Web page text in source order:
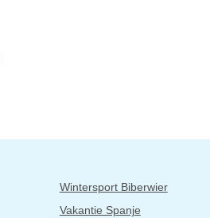
Wintersport Biberwier
Vakantie Spanje